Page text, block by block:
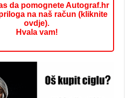
da pomognete Autograf.hr
na naš račun (kliknite
ovdje).
Hvala vam!